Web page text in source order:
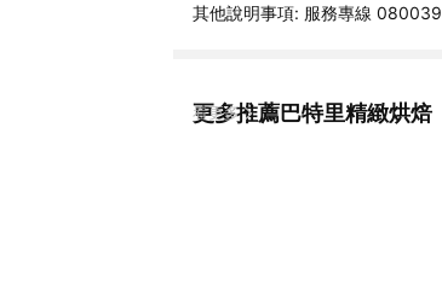
其他說明事項: 服務專線
更多推薦巴特里精緻烘焙
看更多